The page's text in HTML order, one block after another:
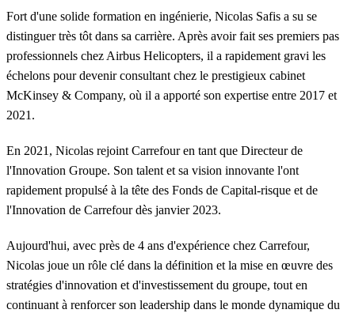
Fort d'une solide formation en ingénierie, Nicolas Safis a su se
distinguer très tôt dans sa carrière. Après avoir fait ses premiers pas
professionnels chez Airbus Helicopters, il a rapidement gravi les
échelons pour devenir consultant chez le prestigieux cabinet
McKinsey & Company, où il a apporté son expertise entre 2017 et
2021.
En 2021, Nicolas rejoint Carrefour en tant que Directeur de
l'Innovation Groupe. Son talent et sa vision innovante l'ont
rapidement propulsé à la tête des Fonds de Capital-risque et de
l'Innovation de Carrefour dès janvier 2023.
Aujourd'hui, avec près de 4 ans d'expérience chez Carrefour,
Nicolas joue un rôle clé dans la définition et la mise en œuvre des
stratégies d'innovation et d'investissement du groupe, tout en
continuant à renforcer son leadership dans le monde dynamique du